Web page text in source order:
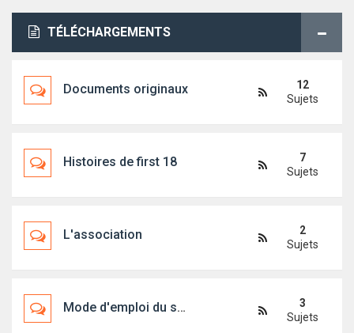
TÉLÉCHARGEMENTS
Documents originaux
12
Sujets
Histoires de first 18
7
Sujets
L'association
2
Sujets
Mode d'emploi du site
3
Sujets